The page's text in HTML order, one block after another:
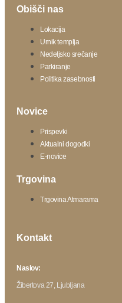
Obišči nas
Lokacija
Urnik templja
Nedeljsko srečanje
Parkiranje
Politika zasebnosti
Novice
Prispevki
Aktualni dogodki
E-novice
Trgovina
Trgovina Atmarama
Kontakt
Naslov:
Žibertova 27, Ljubljana